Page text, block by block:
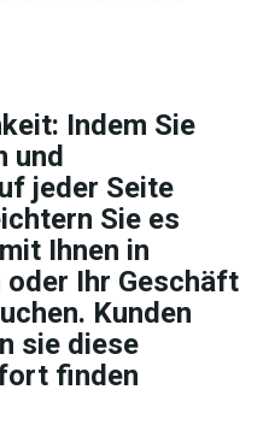
Indem Sie
und
jeder Seite
Sie es
Ihnen in
Ihr Geschäft
Kunden
sie diese
finden